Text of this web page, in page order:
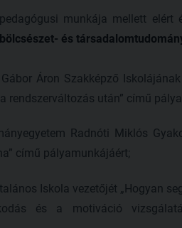
munkája mellett elért
és
Áron Szakképző
rendszerváltozás után” című
Radnóti Miklós
című pályamunkájáért;
Iskola vezetőjét „Hogyan
és a motiváció